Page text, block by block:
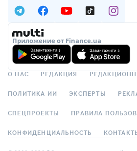
Приложение от Finance.ua
О НАС РЕДАКЦИЯ
ПОЛИТИКА ИИ ЭКСПЕРТЫ
СПЕЦПРОЕКТЫ ПРАВИЛА
КОНФИДЕНЦИАЛЬНОСТЬ